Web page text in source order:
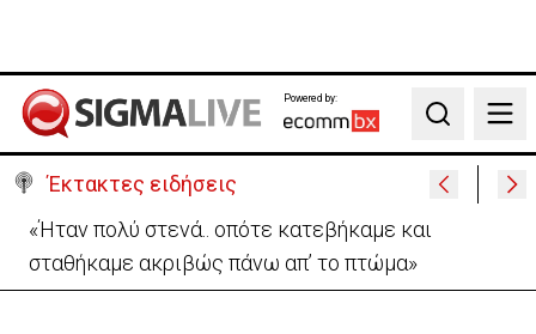
Powered by:
Search
Έκτακτες ειδήσεις
Σήμερα στο Ζακάκι το τελευταίο αντίο στον
17χρονο Μάριο-Γαβριήλ